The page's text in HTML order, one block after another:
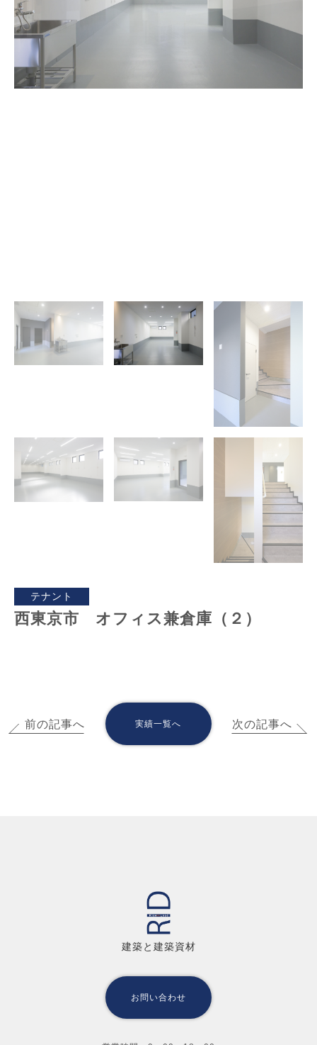
テナント
西東京市 オフィス兼倉庫（２）
前の記事へ 実績一覧へ 次の記事へ
建築と建築資材
お問い合わせ